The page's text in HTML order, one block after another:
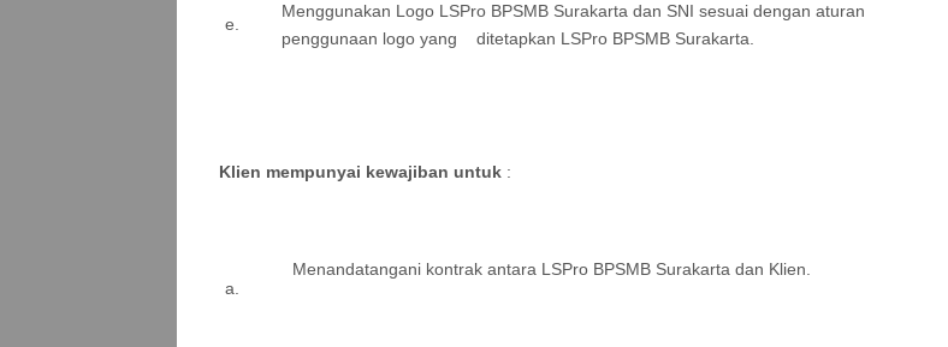
e.
Menggunakan Logo LSPro BPSMB Surakarta dan SNI sesuai dengan aturan
penggunaan logo yang ditetapkan LSPro BPSMB Surakarta.
Klien mempunyai kewajiban untuk :
a.
Menandatangani kontrak antara LSPro BPSMB Surakarta dan Klien.